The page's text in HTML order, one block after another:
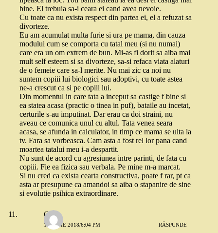
bine. El trebuia sa-i ceara ei cand avea nevoie.
Cu toate ca nu exista respect din partea ei, el a refuzat sa
divorteze.
Eu am acumulat multa furie si ura pe mama, din cauza
modului cum se comporta cu tatal meu (si nu numai)
care era un om extrem de bun. Mi-as fi dorit sa aiba mai
mult self esteem si sa divorteze, sa-si refaca viata alaturi
de o femeie care sa-l merite. Nu mai zic ca noi nu
suntem copiii lui biologici sau adoptivi, cu toate astea
ne-a crescut ca si pe copiii lui.
Din momentul in care tata a inceput sa castige f bine si
ea statea acasa (practic o tinea in puf), bataile au incetat,
certurile s-au imputinat. Dar erau ca doi straini, nu
aveau ce comunica unul cu altul. Tata venea seara
acasa, se afunda in calculator, in timp ce mama se uita la
tv. Fara sa vorbeasca. Cam asta a fost rel lor pana cand
moartea tatalui meu i-a despartit.
Nu sunt de acord cu agresiunea intre parinti, de fata cu
copiii. Fie ea fizica sau verbala. Pe mine m-a marcat.
Si nu cred ca exista cearta constructiva, poate f rar, pt ca
asta ar presupune ca amandoi sa aiba o stapanire de sine
si evolutie psihica extraordinare.
Carla
18 IUNIE 2018/6:04 PM RĂSPUNDE